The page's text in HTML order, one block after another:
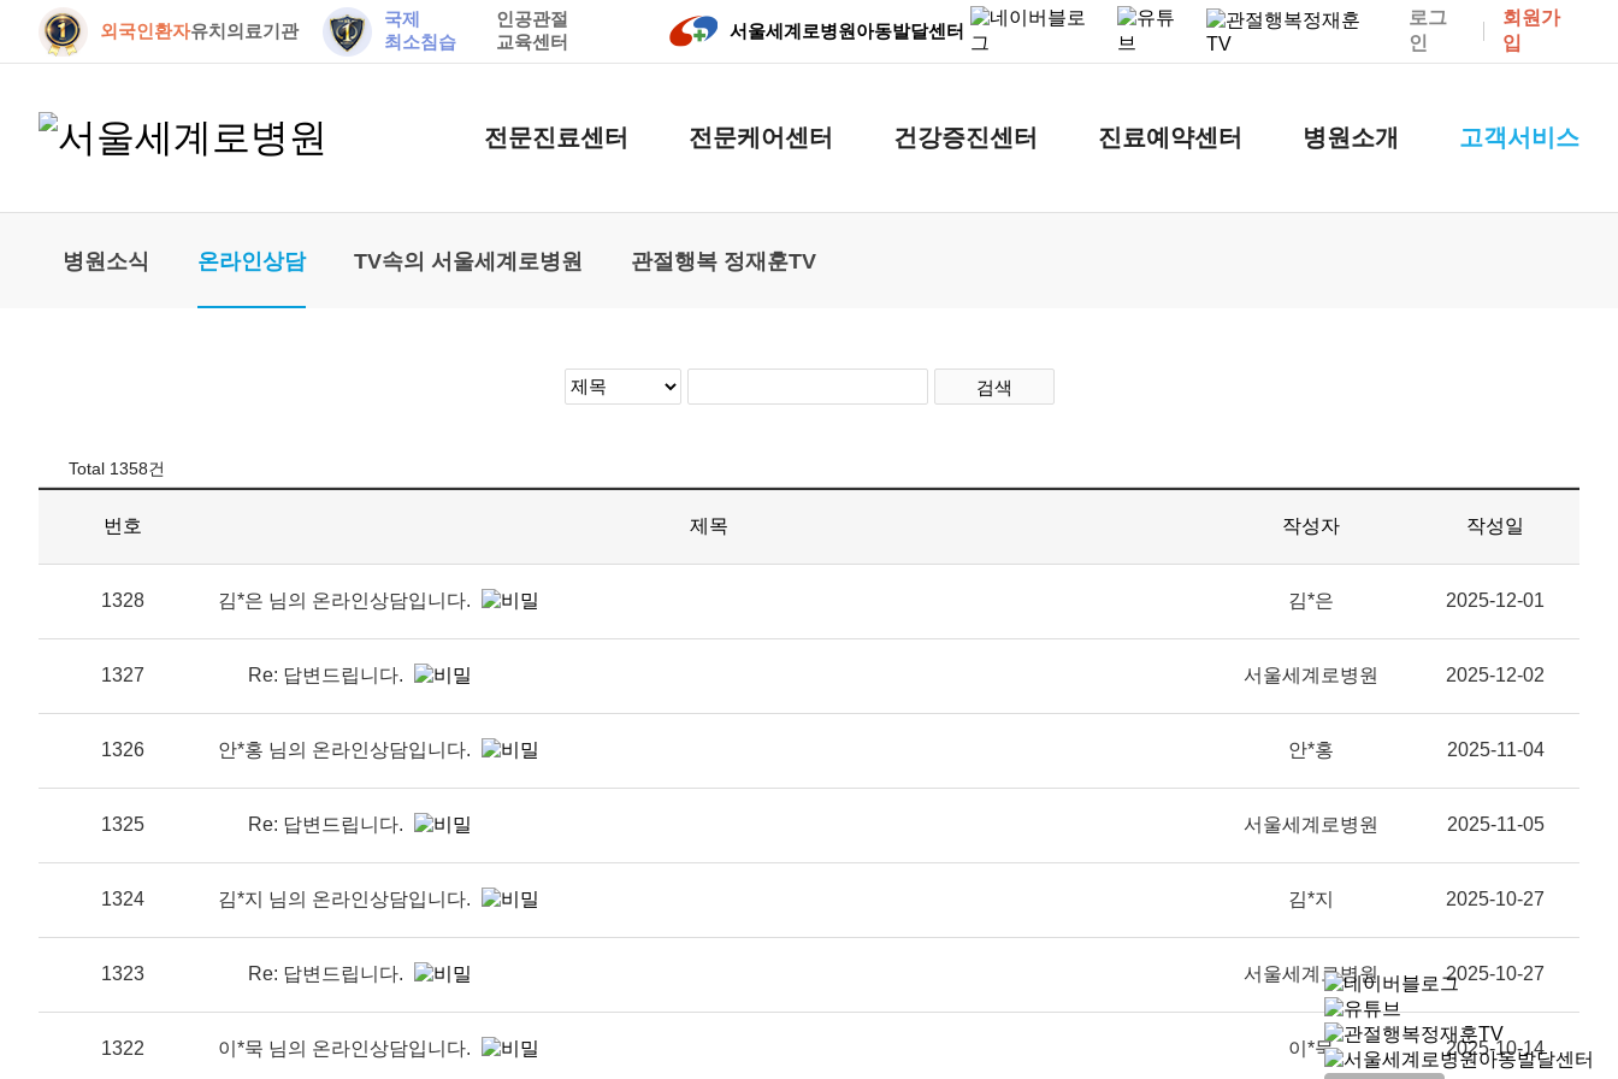
외국인환자유치의료기관
국제
최소침습
인공관절
교육센터
서울세계로병원아동발달센터
로그
인
회원가
입
전문진료센터 전문케어센터 건강증진센터 진료예약센터 병원소개 고객서비스
병원소식 온라인상담 TV속의 서울세계로병원 관절행복 정재훈TV
검색
Total 1358건
번호 제목 작성자 작성일
1328 김*은 님의 온라인상담입니다. 김*은 2025-12-01
1327 Re: 답변드립니다. 서울세계로병원 2025-12-02
1326 안*홍 님의 온라인상담입니다. 안*홍 2025-11-04
1325 Re: 답변드립니다. 서울세계로병원 2025-11-05
1324 김*지 님의 온라인상담입니다. 김*지 2025-10-27
1323 Re: 답변드립니다. 서울세계로병원 2025-10-27
1322 이*묵 님의 온라인상담입니다. 이*묵 2025-10-14